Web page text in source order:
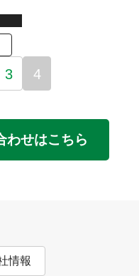
3 4
わせはこちら
情報